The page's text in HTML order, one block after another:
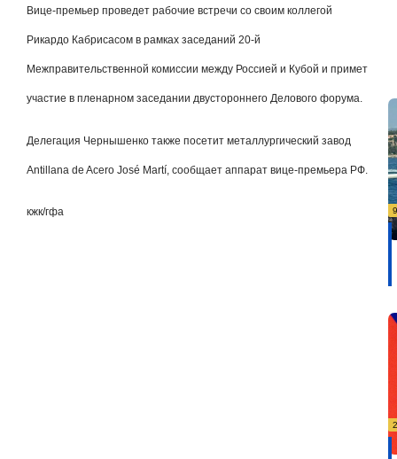
Вице-премьер проведет рабочие встречи со своим коллегой
Рикардо Кабрисасом в рамках заседаний 20-й
Межправительственной комиссии между Россией и Кубой и примет
участие в пленарном заседании двустороннего Делового форума.
Делегация Чернышенко также посетит металлургический завод
Antillana de Acero José Martí, сообщает аппарат вице-премьера РФ.
кжк/гфа